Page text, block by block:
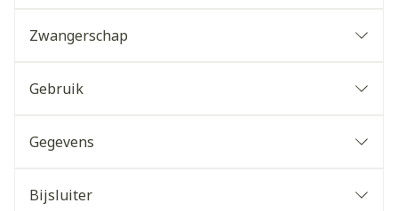
Zwangerschap
Gebruik
Gegevens
Bijsluiter